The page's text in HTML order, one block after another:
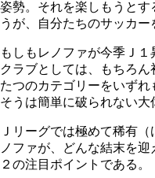
姿勢。それを楽しもうとす
うが、自分たちのサッカー
もしもレノファが今季Ｊ
クラブとしては、もちろ
たつのカテゴリーをいず
そうは簡単に破られない大
Ｊリーグでは極めて稀有
ノファが、どんな結末を
２の注目ポイントである。